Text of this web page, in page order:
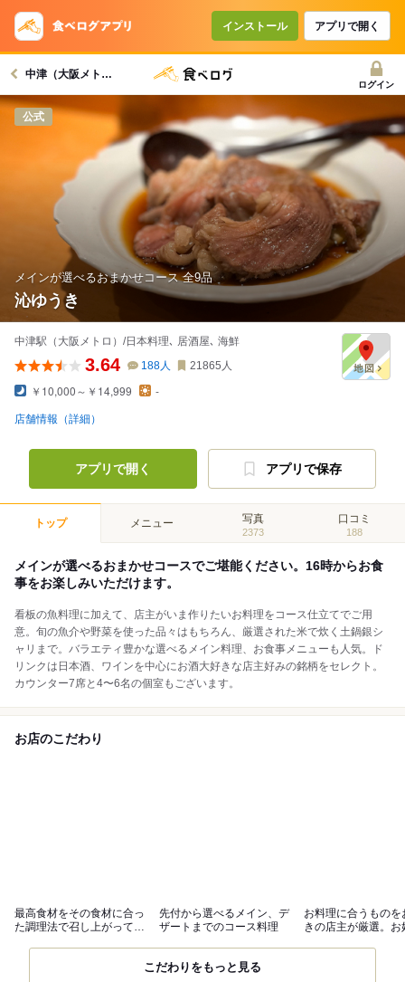
インストール アプリで開く
中津（大阪メトロ）駅グルメへ
ログイン
公式
メインが選べるおまかせコース 全9品
沁ゆうき
中津駅（大阪メトロ）/日本料理､ 居酒屋､ 海鮮
3.64 188人 21865 人
￥10,000～￥14,999 -
店舗情報（詳細）
アプリで開く アプリで保存
トップ メニュー 写真
2373
口コミ
188
メインが選べるおまかせコースでご堪能ください。16時からお食
事をお楽しみいただけます。
看板の魚料理に加えて、店主がいま作りたいお料理をコース仕立てでご用
意。旬の魚介や野菜を使った品々はもちろん、厳選された米で炊く土鍋銀シ
ャリまで。バラエティ豊かな選べるメイン料理、お食事メニューも人気。ド
リンクは日本酒、ワインを中心にお酒大好きな店主好みの銘柄をセレクト。
カウンター7席と4〜6名の個室もございます。
お店のこだわり
最高食材をその食材に合っ
た調理法で召し上がってい
先付から選べるメイン、デ
ザートまでのコース料理
お料理に合うものを
きの店主が厳選。お
こだわりをもっと見る